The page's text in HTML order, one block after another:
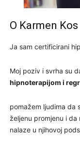
O Karmen Kos
Ja sam certificirani
Moj poziv i svrha su
hipnoterapijom i
pomažem ljudima da
željenu promjenu i
nalaze u njihovoj